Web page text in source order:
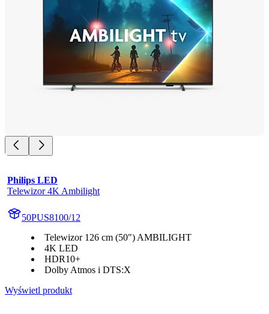
Philips LED
Telewizor 4K Ambilight
50PUS8100/12
Telewizor 126 cm (50") AMBILIGHT
4K LED
HDR10+
Dolby Atmos i DTS:X
Wyświetl produkt